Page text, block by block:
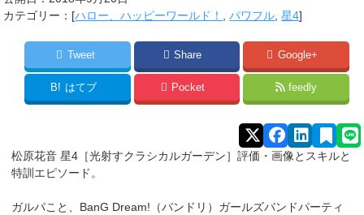
カテゴリー：[ハロー、ハッピーワールド！ ,パワフル ,星4]
Tweet Share Google+
B! はてブ Pocket feedly
松原花音 星4［光射すクラシカルガーデン］評価・画像とスキルと
特訓エピソード。
ガルパこと、BanG Dream!（バンドリ）ガールズバンドパーティ